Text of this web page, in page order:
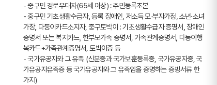
- 중구민 경로우대자(65세 이상) : 주민등록초본
- 중구민 기초생활수급자, 등록 장애인, 저소득 모·부자가정, 소년·소녀
가장, 다둥이카드소지자, 중구토박이 : 기초생활수급자 증명서, 장애인
증명서 또는 복지카드, 한부모가족 증명서, 가족관계증명서, 다둥이행
복카드+가족관계증명서, 토박이증 등
- 국가유공자와 그 유족 (신분증과 국가보훈등록증, 국가유공자증, 국
가유공자유족증 등 국가유공자와 그 유족임을 증명하는 증빙서류 한
가지)